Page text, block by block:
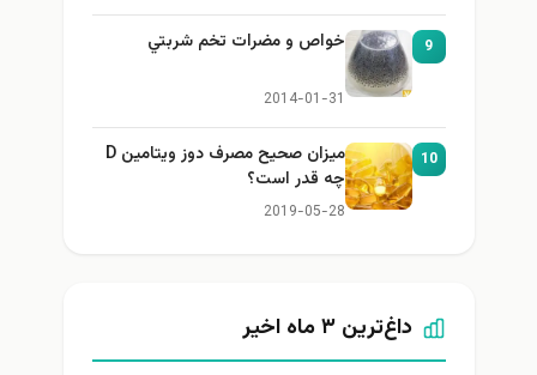
خواص و مضرات تخم شربتي
2014-01-31
میزان صحیح مصرف دوز ویتامین D
چه قدر است؟
2019-05-28
داغ‌ترین ۳ ماه اخیر